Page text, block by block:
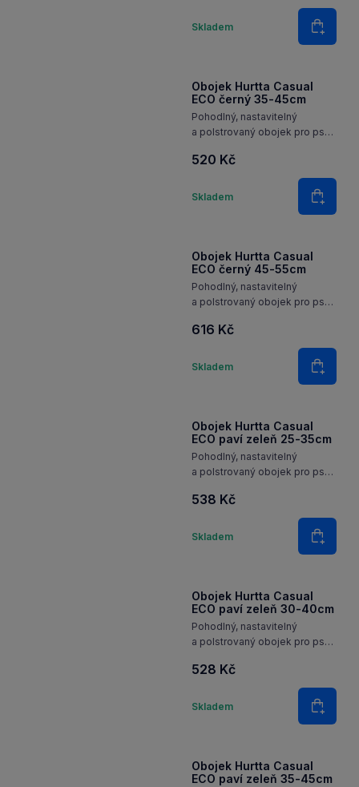
Skladem
Množství
Do
Obojek Hurtta Casual
ECO černý 35-45cm
Pohodlný, nastavitelný
a polstrovaný obojek pro psy
a s reflexními 3M prvky pro
520 Kč
Skladem
Množství
Do
Obojek Hurtta Casual
ECO černý 45-55cm
Pohodlný, nastavitelný
a polstrovaný obojek pro psy
a s reflexními 3M prvky pro
616 Kč
Skladem
Množství
Do
Obojek Hurtta Casual
ECO paví zeleň 25-35cm
Pohodlný, nastavitelný
a polstrovaný obojek pro psy
a s reflexními 3M prvky pro
538 Kč
Skladem
Množství
Do
Obojek Hurtta Casual
ECO paví zeleň 30-40cm
Pohodlný, nastavitelný
a polstrovaný obojek pro psy
a s reflexními 3M prvky pro
528 Kč
Skladem
Množství
Do
Obojek Hurtta Casual
ECO paví zeleň 35-45cm